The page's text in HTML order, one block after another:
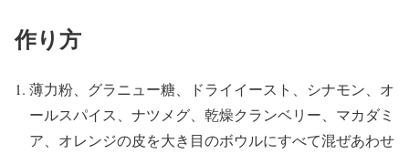
作り方
薄力粉、グラニュー糖、ドライイースト、シナモン、オ
ールスパイス、ナツメグ、乾燥クランベリー、マカダミ
ア、オレンジの皮を大き目のボウルにすべて混ぜあわせ